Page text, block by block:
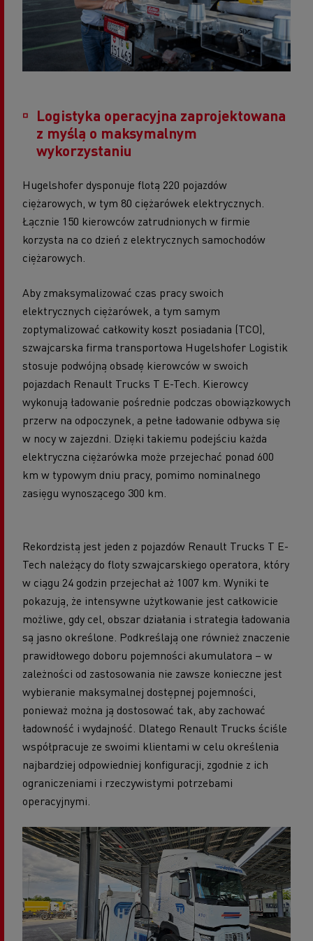
Logistyka operacyjna zaprojektowana
z myślą o maksymalnym
wykorzystaniu
Hugelshofer dysponuje flotą 220 pojazdów
ciężarowych, w tym 80 ciężarówek elektrycznych.
Łącznie 150 kierowców zatrudnionych w firmie
korzysta na co dzień z elektrycznych samochodów
ciężarowych.
Aby zmaksymalizować czas pracy swoich
elektrycznych ciężarówek, a tym samym
zoptymalizować całkowity koszt posiadania (TCO),
szwajcarska firma transportowa Hugelshofer Logistik
stosuje podwójną obsadę kierowców w swoich
pojazdach Renault Trucks T E-Tech. Kierowcy
wykonują ładowanie pośrednie podczas obowiązkowych
przerw na odpoczynek, a pełne ładowanie odbywa się
w nocy w zajezdni. Dzięki takiemu podejściu każda
elektryczna ciężarówka może przejechać ponad 600
km w typowym dniu pracy, pomimo nominalnego
zasięgu wynoszącego 300 km.
Rekordzistą jest jeden z pojazdów Renault Trucks T E-
Tech należący do floty szwajcarskiego operatora, który
w ciągu 24 godzin przejechał aż 1007 km. Wyniki te
pokazują, że intensywne użytkowanie jest całkowicie
możliwe, gdy cel, obszar działania i strategia ładowania
są jasno określone. Podkreślają one również znaczenie
prawidłowego doboru pojemności akumulatora – w
zależności od zastosowania nie zawsze konieczne jest
wybieranie maksymalnej dostępnej pojemności,
ponieważ można ją dostosować tak, aby zachować
ładowność i wydajność. Dlatego Renault Trucks ściśle
współpracuje ze swoimi klientami w celu określenia
najbardziej odpowiedniej konfiguracji, zgodnie z ich
ograniczeniami i rzeczywistymi potrzebami
operacyjnymi.